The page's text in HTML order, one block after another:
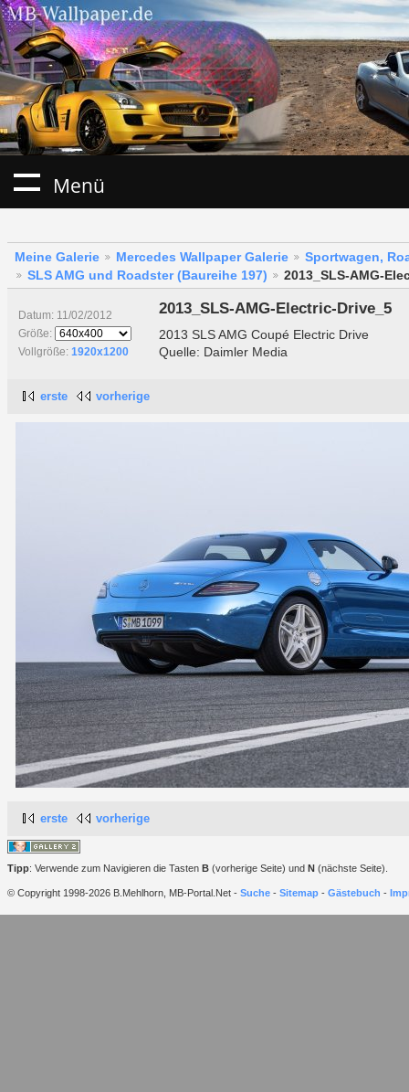
Menü
Meine Galerie Mercedes Wallpaper Galerie
Sportwagen,
SLS AMG und Roadster (Baureihe 197)
2013_SLS-AMG-
Datum: 11/02/2012
Größe:
Vollgröße: 1920x1200
2013_SLS-AMG-Electric-Drive_5
2013 SLS AMG Coupé Electric Drive
Quelle: Daimler Media
erste vorherige
erste vorherige
Tipp: Verwende zum Navigieren die Tasten B (vorherige Seite) und N (nächste Seite).
© Copyright 1998-2026 B.Mehlhorn, MB-Portal.Net - Suche - Sitemap - Gästebuch -